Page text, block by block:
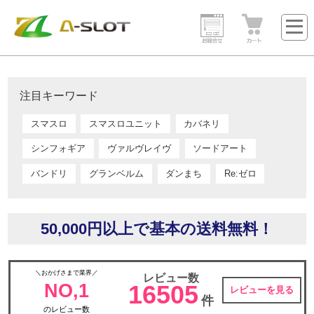
注目キーワード
スマスロ スマスロユニット カバネリ
シンフォギア ヴァルヴレイヴ ソードアート
バンドリ グランベルム ダンまち Re:ゼロ
50,000円以上で基本の送料無料！
＼おかげさまで業界／
NO,1
のレビュー数
レビュー数
16505 件
レビューを見る